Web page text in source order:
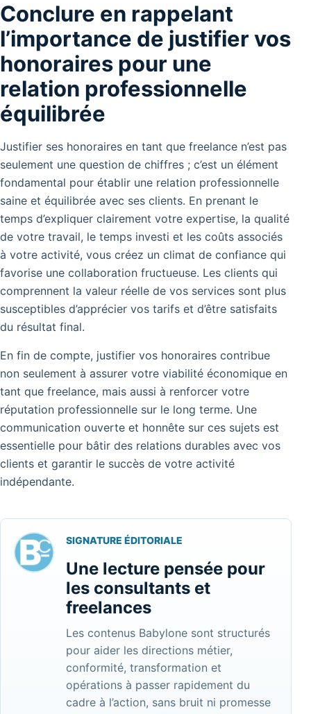
Conclure en rappelant
l’importance de justifier vos
honoraires pour une
relation professionnelle
équilibrée
Justifier ses honoraires en tant que freelance n’est pas
seulement une question de chiffres ; c’est un élément
fondamental pour établir une relation professionnelle
saine et équilibrée avec ses clients. En prenant le
temps d’expliquer clairement votre expertise, la qualité
de votre travail, le temps investi et les coûts associés
à votre activité, vous créez un climat de confiance qui
favorise une collaboration fructueuse. Les clients qui
comprennent la valeur réelle de vos services sont plus
susceptibles d’apprécier vos tarifs et d’être satisfaits
du résultat final.
En fin de compte, justifier vos honoraires contribue
non seulement à assurer votre viabilité économique en
tant que freelance, mais aussi à renforcer votre
réputation professionnelle sur le long terme. Une
communication ouverte et honnête sur ces sujets est
essentielle pour bâtir des relations durables avec vos
clients et garantir le succès de votre activité
indépendante.
SIGNATURE ÉDITORIALE
Une lecture pensée pour
les consultants et
freelances
Les contenus Babylone sont structurés
pour aider les directions métier,
conformité, transformation et
opérations à passer rapidement du
cadre à l’action, sans bruit ni promesse